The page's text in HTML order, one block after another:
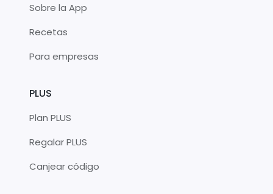
Sobre la App
Recetas
Para empresas
PLUS
Plan PLUS
Regalar PLUS
Canjear código